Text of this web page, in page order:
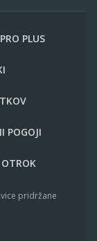
PRO PLUS
POGOJI
pridržane